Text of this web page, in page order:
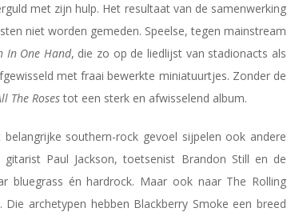
met zijn hulp. Het resultaat van de samenwerking
niet worden gemeden. Speelse, tegen mainstream
In One Hand, die zo op de liedlijst van stadionacts als
met fraai bewerkte miniatuurtjes. Zonder de
The Rosestot een sterk en afwisselend album.
southern-rock gevoel sijpelen ook andere
Paul Jackson, toetsenist Brandon Still en de
bluegrass én hardrock. Maar ook naar The Rolling
archetypen hebben Blackberry Smoke een breed